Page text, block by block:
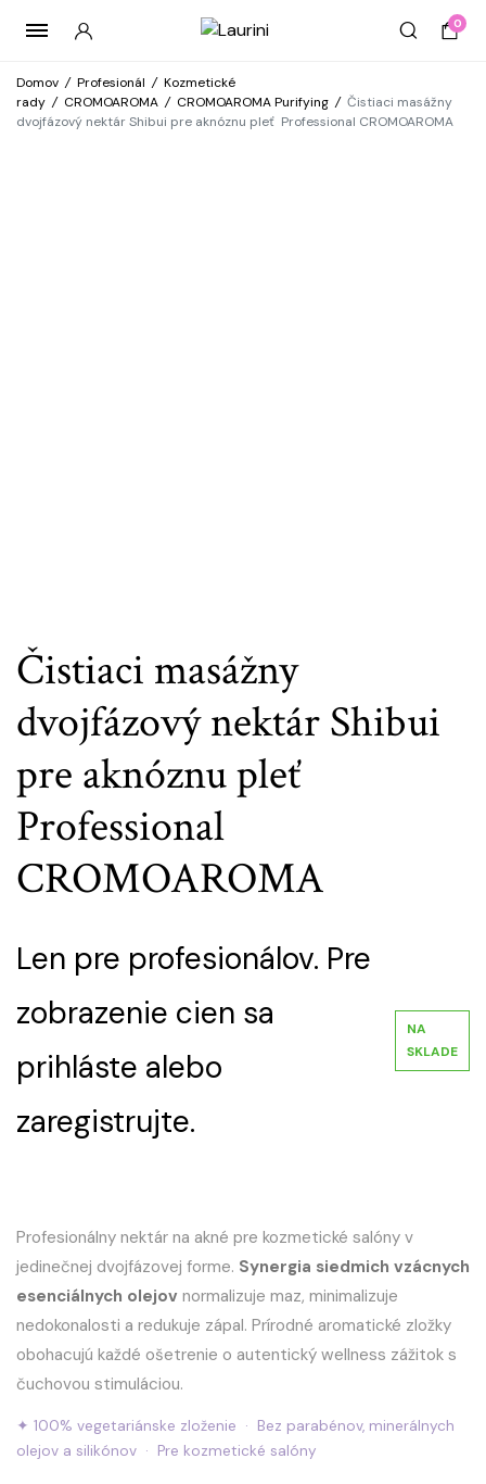
0
Domov / Profesionál / Kozmetické
rady / CROMOAROMA / CROMOAROMA Purifying / Čistiaci masážny
dvojfázový nektár Shibui pre aknóznu pleť Professional CROMOAROMA
Čistiaci masážny
dvojfázový nektár Shibui
pre aknóznu pleť
Professional
CROMOAROMA
Len pre profesionálov. Pre
zobrazenie cien sa
prihláste alebo
zaregistrujte.
NA
SKLADE
Profesionálny nektár na akné pre kozmetické salóny v
jedinečnej dvojfázovej forme. Synergia siedmich vzácnych
esenciálnych olejov normalizuje maz, minimalizuje
nedokonalosti a redukuje zápal. Prírodné aromatické zložky
obohacujú každé ošetrenie o autentický wellness zážitok s
čuchovou stimuláciou.
✦ 100% vegetariánske zloženie · Bez parabénov, minerálnych
olejov a silikónov · Pre kozmetické salóny